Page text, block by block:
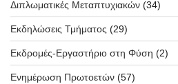
Διπλωματικές Μεταπτυχιακών (34)
Εκδηλώσεις Τμήματος (29)
Εκδρομές-Εργαστήριο στη Φύση (2)
Ενημέρωση Πρωτοετών (57)